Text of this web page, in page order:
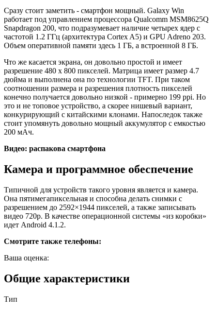
Сразу стоит заметить - смартфон мощный. Galaxy Win
работает под управлением процессора Qualcomm MSM8625Q
Snapdragon 200, что подразумевает наличие четырех ядер с
частотой 1.2 ГГц (архитектура Cortex A5) и GPU Adreno 203.
Объем оперативной памяти здесь 1 ГБ, а встроенной 8 ГБ.
Что же касается экрана, он довольно простой и имеет
разрешение 480 x 800 пикселей. Матрица имеет размер 4.7
дюйма и выполнена она по технологии TFT. При таком
соотношении размера и разрешения плотность пикселей
конечно получается довольно низкой - примерно 199 ppi. Но
это и не топовое устройство, а скорее нишевый вариант,
конкурирующий с китайскими клонами. Напоследок также
стоит упомянуть довольно мощный аккумулятор с емкостью
200 мАч.
Видео: распакова смартфона
Камера и программное обеспечение
Типичной для устройств такого уровня является и камера.
Она пятимегапиксельная и способна делать снимки с
разрешением до 2592×1944 пикселей, а также записывать
видео 720p. В качестве операционной системы «из коробки»
идет Android 4.1.2.
Смотрите также телефоны:
Ваша оценка:
Общие характеристики
Тип